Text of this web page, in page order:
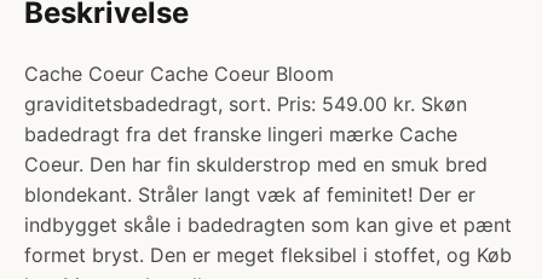
Beskrivelse
Cache Coeur Cache Coeur Bloom
graviditetsbadedragt, sort. Pris: 549.00 kr. Skøn
badedragt fra det franske lingeri mærke Cache
Coeur. Den har fin skulderstrop med en smuk bred
blondekant. Stråler langt væk af feminitet! Der er
indbygget skåle i badedragten som kan give et pænt
formet bryst. Den er meget fleksibel i stoffet, og Køb